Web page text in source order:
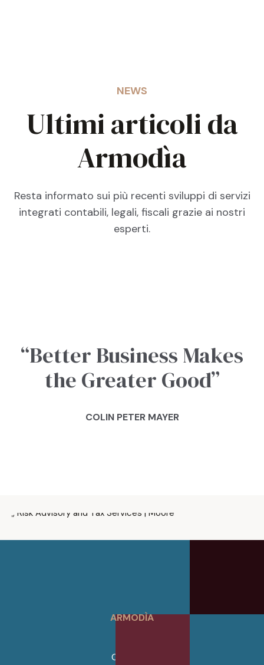
NEWS
Ultimi articoli da
Armodìa
Resta informato sui più recenti sviluppi di servizi
integrati contabili, legali, fiscali grazie ai nostri
esperti.
“Better Business Makes
the Greater Good”
COLIN PETER MAYER
ARMODÌA
Chi Siamo